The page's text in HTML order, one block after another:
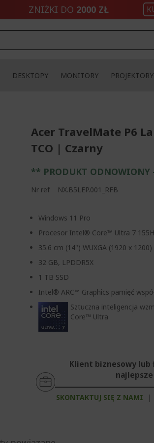
ZNIŻKI DO 2000 ZŁ
DESKTOPY MONITORY PROJEKTORY
Acer TravelMate P6
TCO | Czarny
** PRODUKT
Nr ref NX.B5LEP.001_RFB
Windows 11 Pro
Procesor Intel® Core™ Ultra 7
35.6 cm (14") WUXGA (1920 x 1200)
32 GB, LPDDR5X
1 TB SSD
Intel® ARC™ Graphics pamięć
Sztuczna inteligencja
Core™ Ultra
Klient biznesowy lub
SKONTAKTUJ SIĘ Z NAMI |